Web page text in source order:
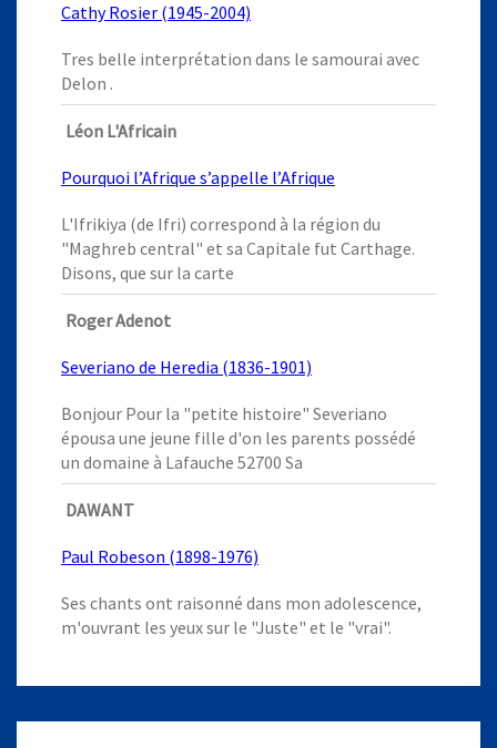
Cathy Rosier (1945-2004)
Tres belle interprétation dans le samourai avec
Delon .
Léon L'Africain
Pourquoi l’Afrique s’appelle l’Afrique
L'Ifrikiya (de Ifri) correspond à la région du
"Maghreb central" et sa Capitale fut Carthage.
Disons, que sur la carte
Roger Adenot
Severiano de Heredia (1836-1901)
Bonjour Pour la "petite histoire" Severiano
épousa une jeune fille d'on les parents possédé
un domaine à Lafauche 52700 Sa
DAWANT
Paul Robeson (1898-1976)
Ses chants ont raisonné dans mon adolescence,
m'ouvrant les yeux sur le "Juste" et le "vrai".